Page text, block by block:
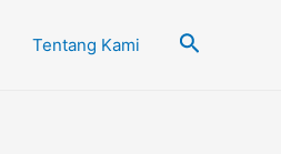
Tentang Kami Cari